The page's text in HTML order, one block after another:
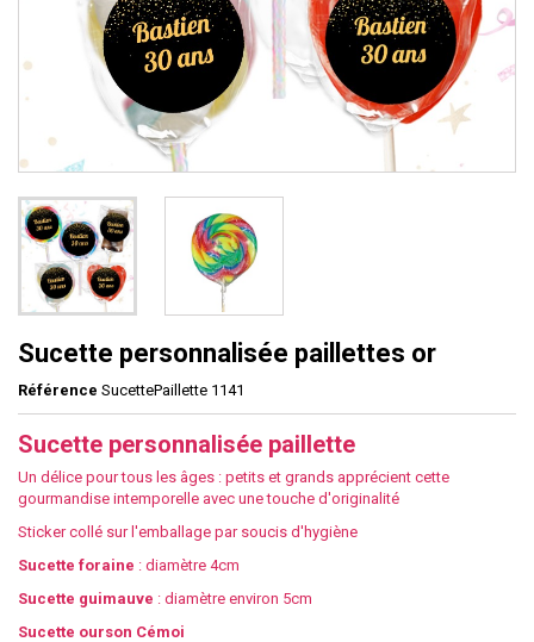
Sucette personnalisée paillettes or
Référence SucettePaillette 1141
Sucette personnalisée paillette
Un délice pour tous les âges : petits et grands apprécient cette
gourmandise intemporelle avec une touche d'originalité
Sticker collé sur l'emballage par soucis d'hygiène
Sucette foraine : diamètre 4cm
Sucette guimauve : diamètre environ 5cm
Sucette ourson Cémoi